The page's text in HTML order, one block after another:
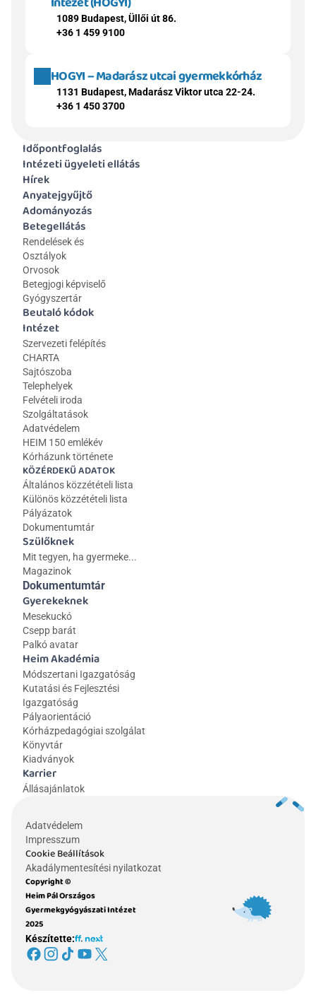
1089 Budapest, Üllői út 86.
+36 1 459 9100
HOGYI – Madarász utcai gyermekkórház
1131 Budapest, Madarász Viktor utca 22-24.
+36 1 450 3700
Időpontfoglalás
Intézeti ügyeleti ellátás
Hírek
Anyatejgyűjtő
Adományozás
Betegellátás
Rendelések és
Osztályok
Orvosok
Betegjogi képviselő
Gyógyszertár
Beutaló kódok
Intézet
Szervezeti felépítés
CHARTA
Sajtószoba
Telephelyek
Felvételi iroda
Szolgáltatások
Adatvédelem
HEIM 150 emlékév
Kórházunk története
KÖZÉRDEKŰ ADATOK
Általános közzétételi lista
Különös közzétételi lista
Pályázatok
Dokumentumtár
Szülőknek
Mit tegyen, ha gyermeke...
Magazinok
Gyerekeknek
Mesekuckó
Csepp barát
Palkó avatar
Heim Akadémia
Módszertani Igazgatóság
Kutatási és Fejlesztési
Igazgatóság
Pályaorientáció
Kórházpedagógiai szolgálat
Könyvtár
Kiadványok
Karrier
Állásajánlatok
Dokumentumtár
Adatvédelem
Impresszum
Cookie Beállítások
Akadálymentesítési nyilatkozat
Copyright ©
Heim Pál Országos
Gyermekgyógyászati Intézet
2025
Készítette: